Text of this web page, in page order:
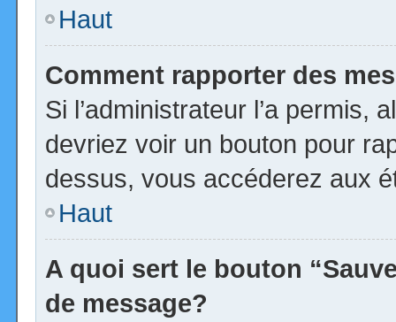
Haut
Comment rapporter des
Si l’administrateur l’a permis,
devriez voir un bouton pour
dessus, vous accéderez aux
Haut
A quoi sert le bouton
de message?